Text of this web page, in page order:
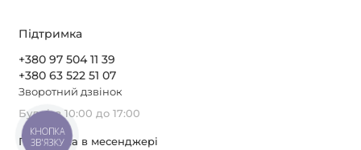
Підтримка
+380 97 504 11 39
+380 63 522 51 07
Зворотний дзвінок
Будні, з 10:00 до 17:00
Підтримка в месенджері
КНОПКА
ЗВ'ЯЗКУ